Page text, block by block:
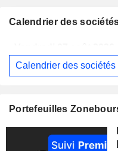
Calendrier des
EUTELSAT COMMUNICATIONS
STATE BANK OF INDIA
OVERSEA-CHINESE BANKING CORPORATION LIMITED
Calendrier des sociétés
Portefeuilles